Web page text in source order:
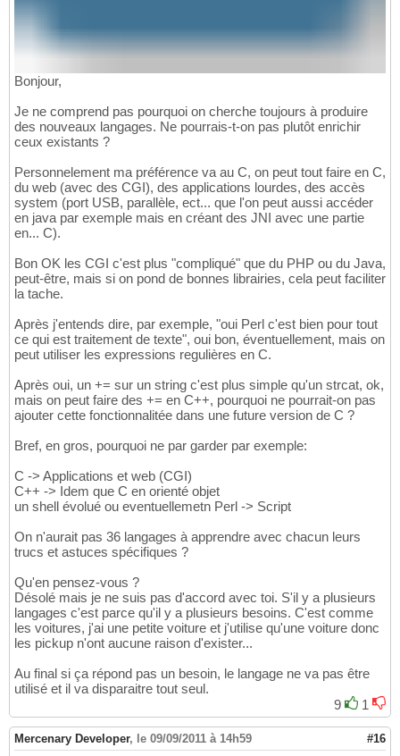
Bonjour,
Je ne comprend pas pourquoi on cherche toujours à produire
des nouveaux langages. Ne pourrais-t-on pas plutôt enrichir
ceux existants ?
Personnelement ma préférence va au C, on peut tout faire en C,
du web (avec des CGI), des applications lourdes, des accès
system (port USB, parallèle, ect... que l'on peut aussi accéder
en java par exemple mais en créant des JNI avec une partie
en... C).
Bon OK les CGI c'est plus "compliqué" que du PHP ou du Java,
peut-être, mais si on pond de bonnes librairies, cela peut faciliter
la tache.
Après j'entends dire, par exemple, "oui Perl c'est bien pour tout
ce qui est traitement de texte", oui bon, éventuellement, mais on
peut utiliser les expressions regulières en C.
Après oui, un += sur un string c'est plus simple qu'un strcat, ok,
mais on peut faire des += en C++, pourquoi ne pourrait-on pas
ajouter cette fonctionnalitée dans une future version de C ?
Bref, en gros, pourquoi ne par garder par exemple:
C -> Applications et web (CGI)
C++ -> Idem que C en orienté objet
un shell évolué ou eventuellemetn Perl -> Script
On n'aurait pas 36 langages à apprendre avec chacun leurs
trucs et astuces spécifiques ?
Qu'en pensez-vous ?
Désolé mais je ne suis pas d'accord avec toi. S'il y a plusieurs
langages c'est parce qu'il y a plusieurs besoins. C'est comme
les voitures, j'ai une petite voiture et j'utilise qu'une voiture donc
les pickup n'ont aucune raison d'exister...
Au final si ça répond pas un besoin, le langage ne va pas être
utilisé et il va disparaitre tout seul.
9
1
Mercenary Developer, le 09/09/2011 à 14h59 #16